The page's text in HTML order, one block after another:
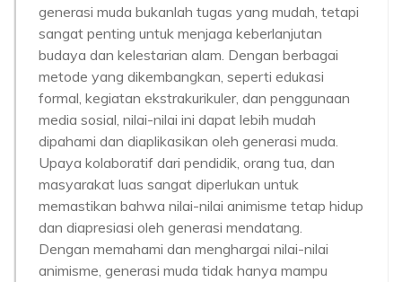
generasi muda bukanlah tugas yang mudah, tetapi
sangat penting untuk menjaga keberlanjutan
budaya dan kelestarian alam. Dengan berbagai
metode yang dikembangkan, seperti edukasi
formal, kegiatan ekstrakurikuler, dan penggunaan
media sosial, nilai-nilai ini dapat lebih mudah
dipahami dan diaplikasikan oleh generasi muda.
Upaya kolaboratif dari pendidik, orang tua, dan
masyarakat luas sangat diperlukan untuk
memastikan bahwa nilai-nilai animisme tetap hidup
dan diapresiasi oleh generasi mendatang.
Dengan memahami dan menghargai nilai-nilai
animisme, generasi muda tidak hanya mampu